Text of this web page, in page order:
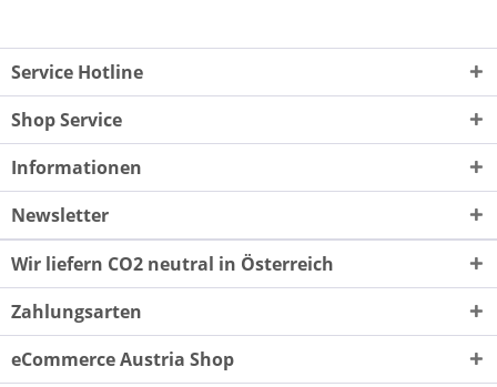
Service Hotline
Shop Service
Informationen
Newsletter
Wir liefern CO2 neutral in Österreich
Zahlungsarten
eCommerce Austria Shop